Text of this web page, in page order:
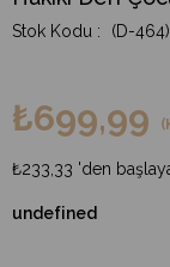
(D-464)
₺699,99
₺233,33 'den
undefined